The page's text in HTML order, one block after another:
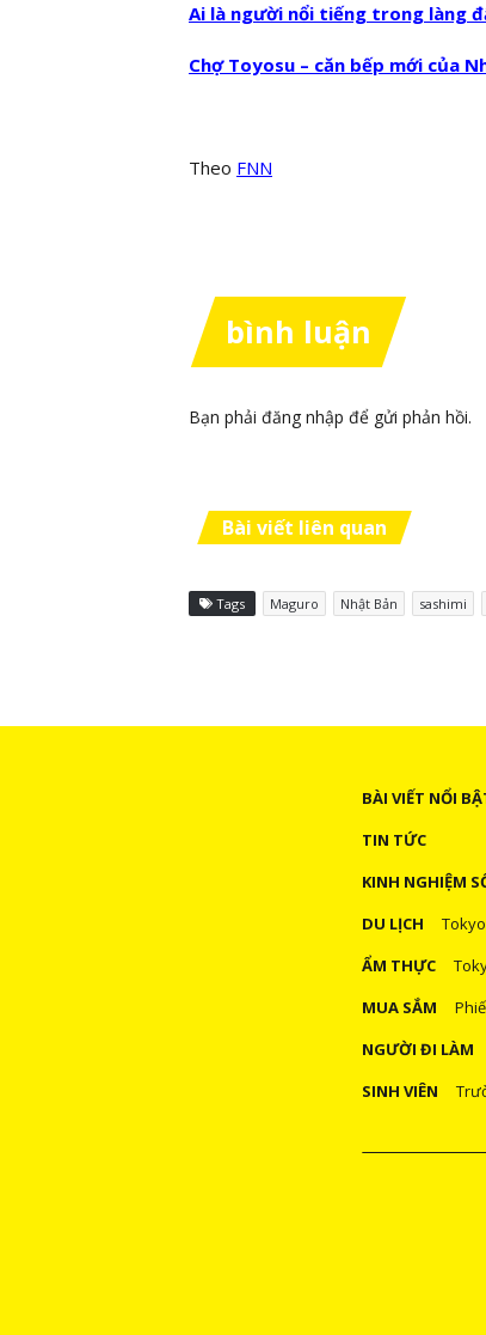
Ai là người nổi tiếng trong làng
Chợ Toyosu – căn bếp mới của
Theo FNN
bình luận
Bạn phải đăng nhập để gửi phản hồi.
Bài viết liên quan
Tags Maguro Nhật Bản sashimi
BÀI VIẾT NỔI
TIN TỨC
KINH NGHIỆM
DU LỊCH
Tokyo
ẨM THỰC
MUA SẮM
NGƯỜI ĐI LÀM
SINH VIÊN